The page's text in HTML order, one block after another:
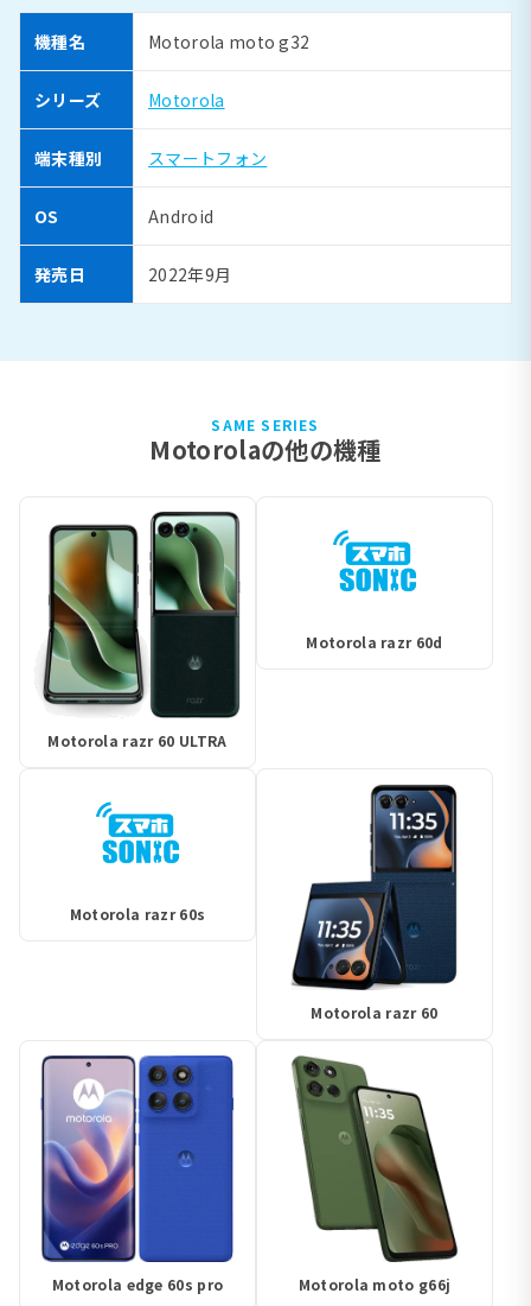
機種名 Motorola moto g32
シリーズ Motorola
端末種別 スマートフォン
OS Android
発売日 2022年9月
SAME SERIES
Motorolaの他の機種
Motorola razr 60 ULTRA
Motorola razr 60d
Motorola razr 60s
Motorola razr 60
Motorola edge 60s pro Motorola moto g66j